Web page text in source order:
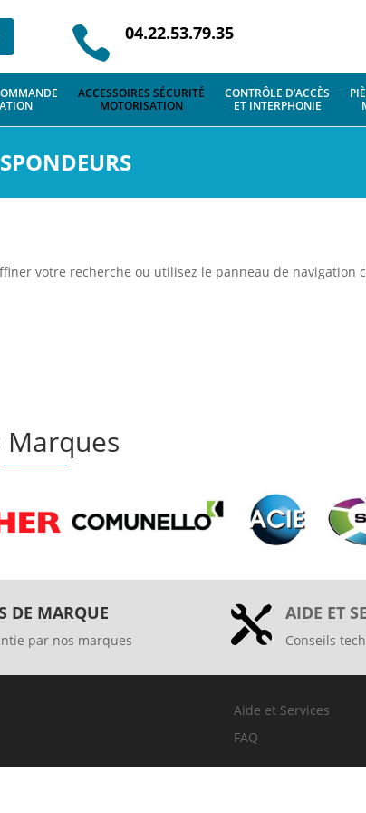
 04.22.53.79.35
ACCESSOIRES SÉCURITÉ
MOTORISATION
CONTRÔLE D’ACCÈS
ET INTERPHONIE
votre recherche ou utilisez le panneau de navigation
Marques
DE MARQUE
par nos marques  AIDE ET
Conseils
Aide et Services
FAQ